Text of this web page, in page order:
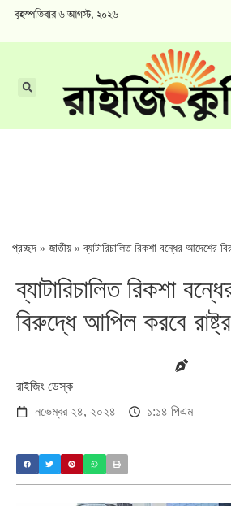
বৃহস্পতিবার ৬ আগস্ট, ২০২৬
প্রচ্ছদ » জাতীয় »ব্যাটারিচালিত রিকশা বন্ধের আদেশের
ব্যাটারিচালিত রিকশা
বিরুদ্ধে আপিল করবে
রাইজিং ডেস্ক
নভেম্বর ২৪, ২০২৪
১:১৪ পিএম